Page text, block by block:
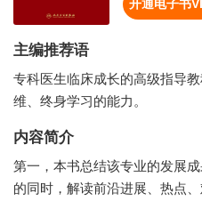
开通电子书
主编推荐语
专科医生临床成长的高级指导
维、终身学习的能力。
内容简介
第一，本书总结该专业的发展
的同时，解读前沿进展、热点